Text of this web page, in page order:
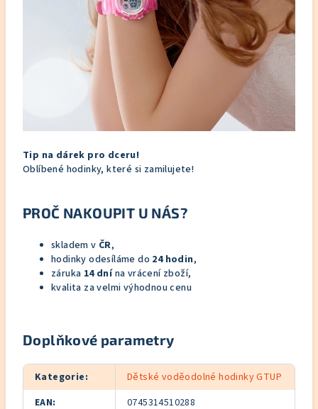
Tip na dárek pro dceru!
Oblíbené hodinky, které si zamilujete!
PROČ NAKOUPIT U NÁS?
skladem v ČR,
hodinky odesíláme do 24 hodin,
záruka 14 dnína vrácení zboží,
kvalita za velmi výhodnou cenu
Doplňkové parametry
Kategorie:
Dětské voděodolné hodinky GTUP
EAN: 0745314510288